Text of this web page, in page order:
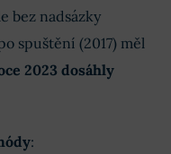
bez nadsázky
spuštění (2017) měl
2023 dosáhly
: